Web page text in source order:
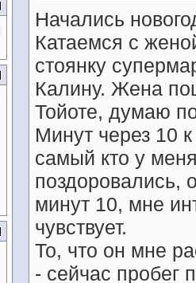
Начались
Катаемся с
стоянку
Калину. Жена
Тойоте, думаю
Минут через 10
самый кто у
поздоровались,
минут 10, мне
чувствует.
То, что он мне
- сейчас пробег